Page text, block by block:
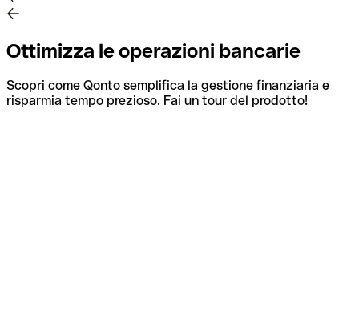
Ottimizza le operazioni bancarie
Scopri come Qonto semplifica la gestione finanziaria e
risparmia tempo prezioso. Fai un tour del prodotto!